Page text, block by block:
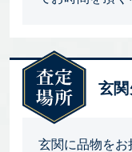
玄
玄関に品物を